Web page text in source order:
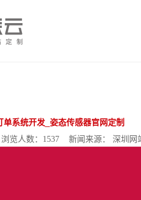
单系统开发_姿态传感器官网定制
览人数：1537 新闻来源： 深圳网